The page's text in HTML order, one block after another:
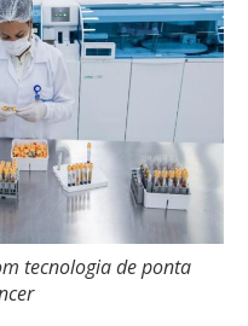
tecnologia de ponta